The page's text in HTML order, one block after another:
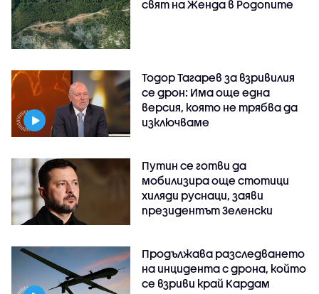
свят на Женда в Родопите
Тодор Тагарев за взривилия
се дрон: Има още една
версия, която не трябва да
изключваме
Путин се готви да
мобилизира още стотици
хиляди руснаци, заяви
президентът Зеленски
Продължава разследването
на инцидента с дрона, който
се взриви край Кардам